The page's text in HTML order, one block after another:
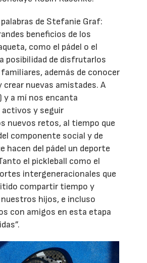
de Stefanie Graf:
beneficios de los
como el pádel o el
posibilidad de disfrutarlos
además de conocer
crear nuevas amistades. A
y a mí nos encanta
y seguir
nuevos retos, al tiempo que
componente social y de
hacen del pádel un deporte
el pickleball como el
intergeneracionales que
compartir tiempo y
hijos, e incluso
con amigos en esta etapa